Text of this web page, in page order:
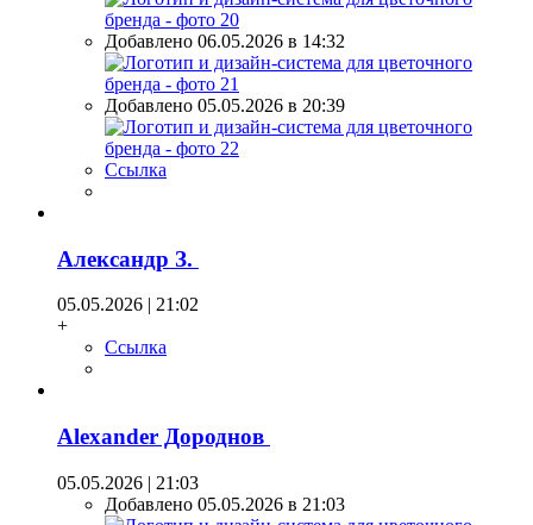
Добавлено 06.05.2026 в 14:32
Добавлено 05.05.2026 в 20:39
Ссылка
Александр З.
05.05.2026 | 21:02
+
Ссылка
Alexander Дороднов
05.05.2026 | 21:03
Добавлено 05.05.2026 в 21:03